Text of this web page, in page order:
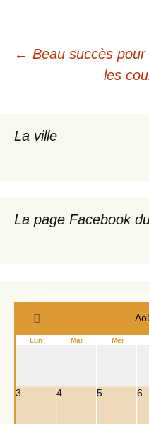
articles
← Beau succès
les
La ville
La page Facebook
Lun Mar Mer
3 4 5 6